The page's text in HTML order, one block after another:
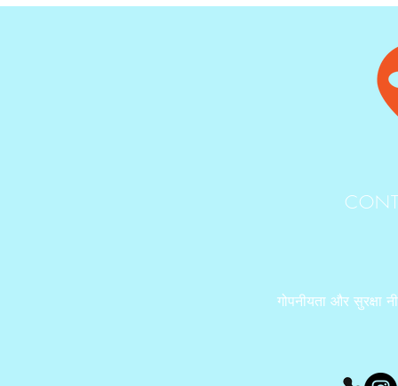
गोपनीयता और सुरक्षा